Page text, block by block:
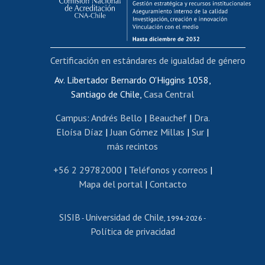
Funcionarias/os
Cursos internos de capacitación
Bienestar del personal
Portal de movilidad interna
Certificado de renta
Certificado de renta honorarios
Editar páginas blancas
Extranjeras/os
Revalidación y reconocimiento de títulos
Postulación al Programa de Movilidad Estudiantil
Cursos de español
Av. Libertador Bernardo O'Higgins 1058,
Santiago de Chile, Casa Central
Campus: Andrés Bello | Beauchef| Dra.
Eloísa Díaz | Juan Gómez Millas | Sur |
más recintos
+56 2 29782000 | Teléfonos y correos |
Mapa del portal| Contacto
SISIB - Universidad de Chile , 1994-2026 -
Política de privacidad
Certificación en estándares de igualdad de género